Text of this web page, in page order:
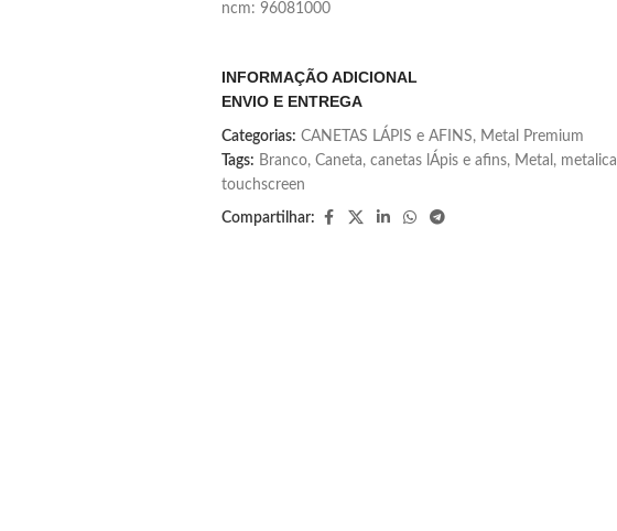
ncm: 96081000
INFORMAÇÃO ADICIONAL
ENVIO E ENTREGA
Categorias: CANETAS LÁPIS e AFINS, Metal Premium
Tags: Branco, Caneta, canetas lÁpis e afins, Metal , metalica
touchscreen
Compartilhar: